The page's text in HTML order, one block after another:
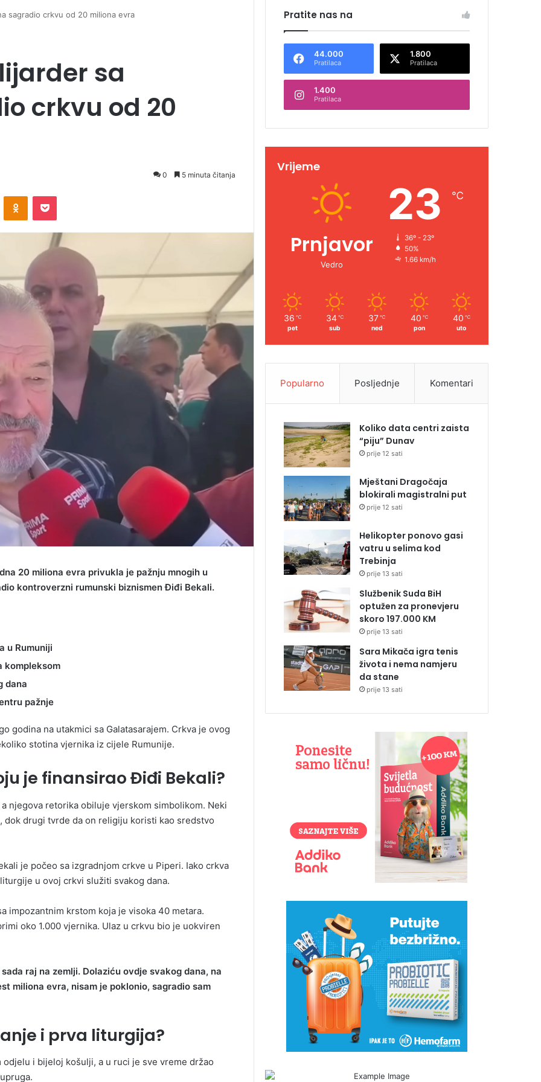
sagradio crkvu od 20 miliona evra
sa
crkvu od 20
0 5 minuta čitanja
20 miliona evra privukla je pažnju mnogih u
kontroverzni rumunski biznismen Điđi Bekali.
u Rumuniji
kompleksom
dana
pažnje
godina na utakmici sa Galatasarajem. Crkva je ovog
stotina vjernika iz cijele Rumunije.
je finansirao Điđi Bekali?
njegova retorika obiluje vjerskom simbolikom. Neki
drugi tvrde da on religiju koristi kao sredstvo
je počeo sa izgradnjom crkve u Piperi. Iako crkva
u ovoj crkvi služiti svakog dana.
impozantnim krstom koja je visoka 40 metara.
oko 1.000 vjernika. Ulaz u crkvu bio јe uokviren
raj na zemlji. Dolaziću ovdje svakog dana, na
miliona evra, nisam je poklonio, sagradio sam
i prva liturgija?
i bijeloj košulji, a u ruci je sve vreme držao
Pratite nas na
44.000
Pratilaca
1.800
Pratilaca
1.400
Pratilaca
Vrijeme
Prnjavor
Vedro
23 ℃
36º - 23º
50%
1.66 km/h
36 ℃
pet
34 ℃
sub
37 ℃
ned
40 ℃
pon
40 ℃
uto
Popularno Posljednje Komentari
Koliko data centri zaista
“piju” Dunav
prije 12 sati
Mještani Dragočaja
blokirali magistralni put
prije 12 sati
Helikopter ponovo gasi
vatru u selima kod
Trebinja
prije 13 sati
Službenik Suda BiH
optužen za pronevjeru
skoro 197.000 KM
prije 13 sati
Sara Mikača igra tenis
života i nema namjeru
da stane
prije 13 sati